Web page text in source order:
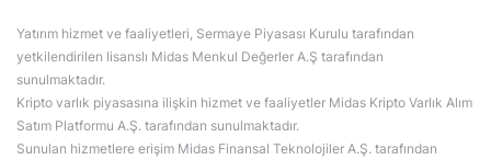
Yatırım hizmet ve faaliyetleri, Sermaye Piyasası Kurulu tarafından
yetkilendirilen lisanslı Midas Menkul Değerler A.Ş tarafından
sunulmaktadır.
Kripto varlık piyasasına ilişkin hizmet ve faaliyetler Midas Kripto Varlık Alım
Satım Platformu A.Ş. tarafından sunulmaktadır.
Sunulan hizmetlere erişim Midas Finansal Teknolojiler A.Ş. tarafından